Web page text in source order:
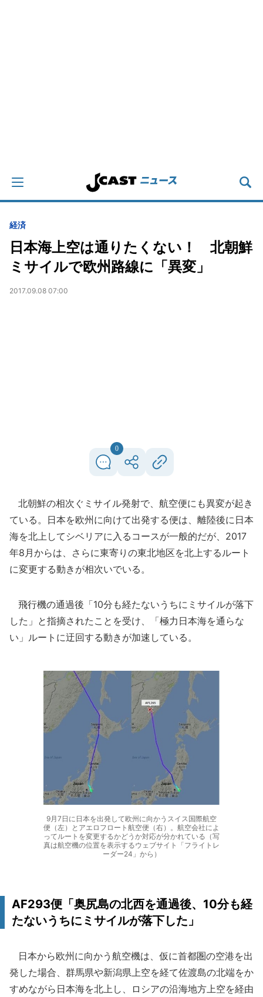
経済
日本海上空は通りたくない！ 北朝鮮
ミサイルで欧州路線に「異変」
2017.09.08 07:00
0
北朝鮮の相次ぐミサイル発射で、航空便にも異変が起き
ている。日本を欧州に向けて出発する便は、離陸後に日本
海を北上してシベリアに入るコースが一般的だが、2017
年8月からは、さらに東寄りの東北地区を北上するルート
に変更する動きが相次いでいる。
飛行機の通過後「10分も経たないうちにミサイルが落下
した」と指摘されたことを受け、「極力日本海を通らな
い」ルートに迂回する動きが加速している。
9月7日に日本を出発して欧州に向かうスイス国際航空
便（左）とアエロフロート航空便（右）。航空会社によ
ってルートを変更するかどうか対応が分かれている（写
真は航空機の位置を表示するウェブサイト「フライトレ
ーダー24」から）
AF293便「奥尻島の北西を通過後、10分も経
たないうちにミサイルが落下した」
日本から欧州に向かう航空機は、仮に首都圏の空港を出
発した場合、群馬県や新潟県上空を経て佐渡島の北端をか
すめながら日本海を北上し、ロシアの沿海地方上空を経由